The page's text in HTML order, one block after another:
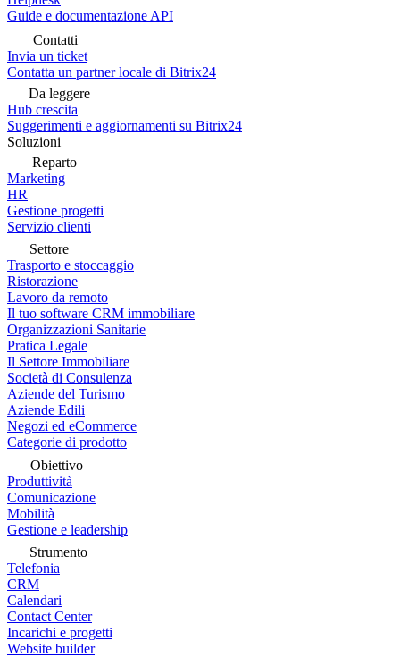
Guide e documentazione API
Contatti
Invia un ticket
Contatta un partner locale di Bitrix24
Da leggere
Hub crescita
Suggerimenti e aggiornamenti su Bitrix24
Soluzioni
Reparto
Marketing
HR
Gestione progetti
Servizio clienti
Settore
Trasporto e stoccaggio
Ristorazione
Lavoro da remoto
Il tuo software CRM immobiliare
Organizzazioni Sanitarie
Pratica Legale
Il Settore Immobiliare
Società di Consulenza
Aziende del Turismo
Aziende Edili
Negozi ed eCommerce
Categorie di prodotto
Obiettivo
Produttività
Comunicazione
Mobilità
Gestione e leadership
Strumento
Telefonia
CRM
Calendari
Contact Center
Incarichi e progetti
Website builder